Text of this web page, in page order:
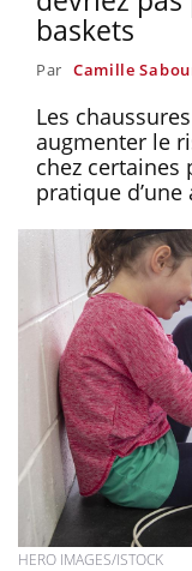
baskets
Par Camille
Les
augmenter le
chez certaines
pratique
HERO IMAGES/ISTOCK